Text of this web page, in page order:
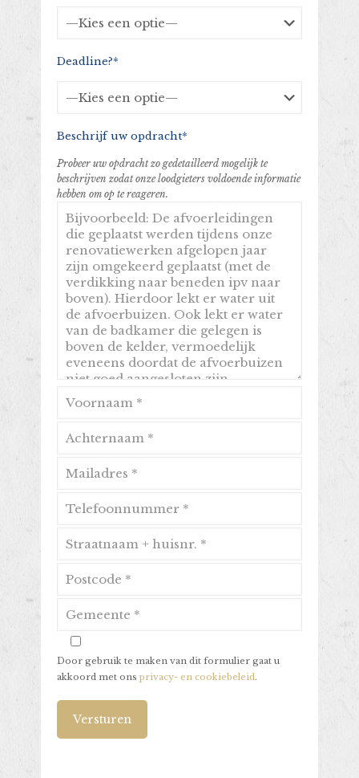
Deadline?*
Beschrijf uw opdracht*
Probeer uw opdracht zo gedetailleerd mogelijk te
beschrijven zodat onze loodgieters voldoende informatie
hebben om op te reageren.
Door gebruik te maken van dit formulier gaat u
akkoord met onsprivacy- en cookiebeleid.